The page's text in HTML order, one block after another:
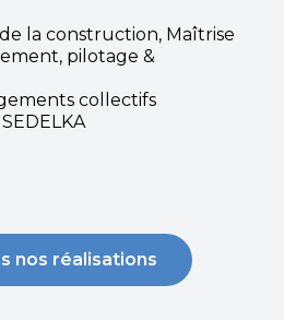
la construction, Maîtrise
pilotage &
collectifs
SEDELKA
nos réalisations